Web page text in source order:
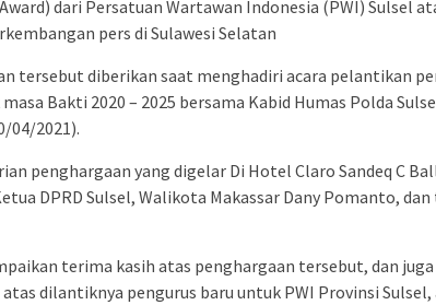
dari Persatuan Wartawan Indonesia (PWI) Sulsel
pers di Sulawesi Selatan
tersebut diberikan saat menghadiri acara pelantikan
Bakti 2020 – 2025 bersama Kabid Humas Polda
04/2021).
penghargaan yang digelar Di Hotel Claro Sandeq C
DPRD Sulsel, Walikota Makassar Dany Pomanto,
terima kasih atas penghargaan tersebut, dan juga
dilantiknya pengurus baru untuk PWI Provinsi Sulsel,